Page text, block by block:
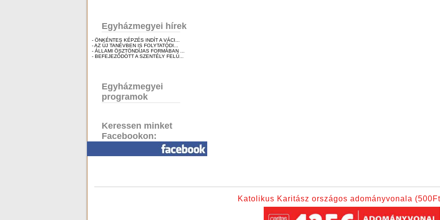
Egyházmegyei hírek
- ÖNKÉNTES KÉPZÉS INDÍT A VÁCI...
- AZ ÚJ TANÉVBEN IS FOLYTATÓDI...
- ÁLLAMI ÖSZTÖNDÍJAS FORMÁBAN ...
- BEFEJEZŐDÖTT A SZENTÉLY FELÚ...
Egyházmegyei
programok
Keressen minket
Facebookon:
Katolikus Karitász országos adományvonala